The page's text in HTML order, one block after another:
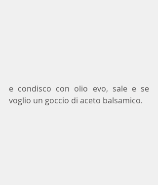
e condisco con olio evo, sale e se
voglio un goccio di aceto balsamico.